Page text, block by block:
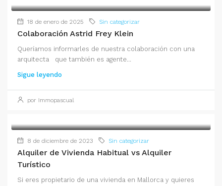
18 de enero de 2025 Sin categorizar
Colaboración Astrid Frey Klein
Queríamos informarles de nuestra colaboración con una
arquitecta que también es agente...
Sigue leyendo
por Immopascual
8 de diciembre de 2023 Sin categorizar
Alquiler de Vivienda Habitual vs Alquiler
Turístico
Si eres propietario de una vivienda en Mallorca y quieres